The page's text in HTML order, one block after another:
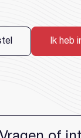
Ik heb